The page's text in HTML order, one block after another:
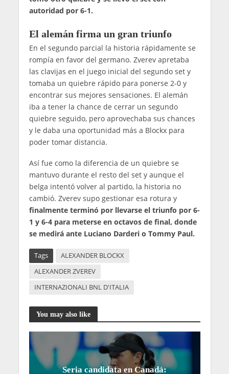
autoridad por 6-1.
El alemán firma un gran triunfo
En el segundo parcial la historia rápidamente se
rompía en favor del germano. Zverev apretaba
las clavijas en el juego inicial del segundo set y
tomaba un quiebre rápido para ponerse 2-0 y
encontrar sus mejores sensaciones. El alemán
iba a tener la chance de cerrar un segundo
quiebre seguido, pero aprovechaba sus chances
y le daba una oportunidad más a Blockx para
poder tomar distancia.
Así fue como la diferencia de un quiebre se
mantuvo durante el resto del set y aunque el
belga intentó volver al partido, la historia no
cambió. Zverev supo gestionar esa rotura y
finalmente terminó por llevarse el triunfo por 6-
1 y 6-4 para meterse en octavos de final, donde
se medirá ante Luciano Darderi o Tommy Paul.
Tags
ALEXANDER BLOCKX
ALEXANDER ZVEREV
INTERNAZIONALI BNL D'ITALIA
You may also like
Seria candidata en Canadá: